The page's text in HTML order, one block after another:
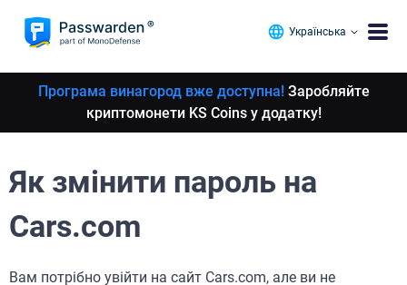
Українська
Програма винагород вже доступна!Заробляйте
криптомонети KS Coins у додатку!
Як змінити пароль на
Cars.com
Вам потрібно увійти на сайт Cars.com, але ви не